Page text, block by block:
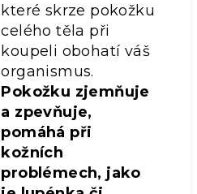
které skrze pokožku
celého těla při
koupeli obohatí váš
organismus.
Pokožku zjemňuje
a zpevňuje,
pomáhá při
kožních
problémech, jako